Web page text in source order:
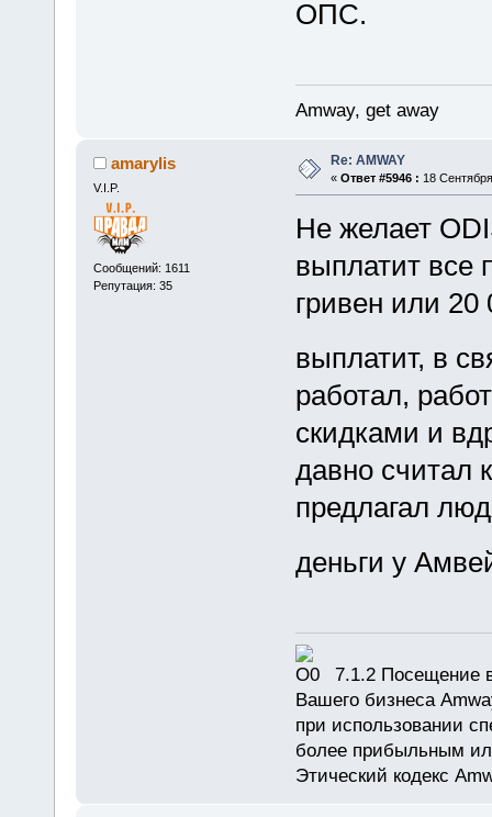
ОПС.
Amway, get away
amarylis
V.I.P.
Сообщений: 1611
Репутация: 35
Re: AMWAY
« Ответ #5946 : 18
Не желает
выплатит все
гривен или 20
выплатит, в
работал,
скидками и
давно считал
предлагал
деньги у
7.1.2 Посещение
Вашего бизнеса
при использовании
более прибыльным
Этический кодекс